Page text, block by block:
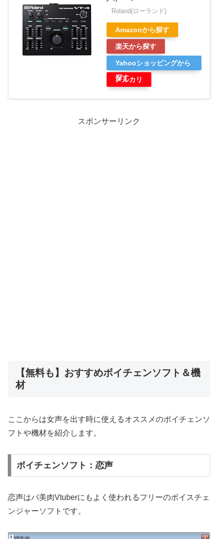
Roland(ローランド)
Amazonから探す
楽天から探す
Yahooショッピングから
探す
メルカリ
スポンサーリンク
【無料も】おすすめボイチェンソフト＆機
材
ここからは女声を出す時に使えるオススメのボイチェンソ
フトや機材を紹介します。
ボイチェンソフト：恋声
恋声はバ美肉Vtuberにもよく使われるフリーのボイスチェ
ンジャーソフトです。